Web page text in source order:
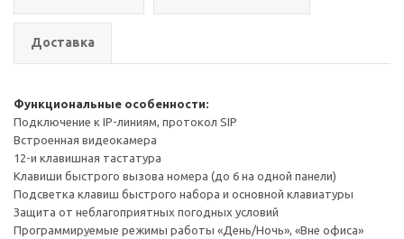
Доставка
Функциональные особенности:
Подключение к IP-линиям, протокол SIP
Встроенная видеокамера
12-и клавишная тастатура
Клавиши быстрого вызова номера (до 6 на одной панели)
Подсветка клавиш быстрого набора и основной клавиатуры
Защита от неблагоприятных погодных условий
Программируемые режимы работы «День/Ночь», «Вне офиса»